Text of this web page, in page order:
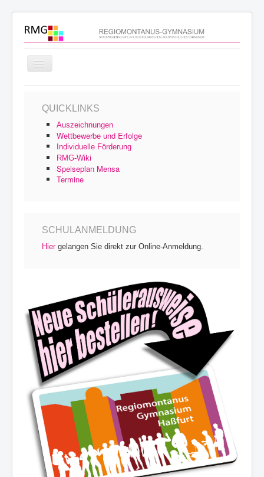
Navigation
an/aus
Schulprofil
Schulfamilie
Unterricht
Schulleben
Die Schulfamilie wünscht allen
schöne und erholsame
Sommerferien!
Ferienöffnungszeiten des Sekretariats:
03.-14.08.2026:8.00-12.30 Uhr
19.08./26.08./02.09.2026:
10.00-12.00 Uhr
07.-11.09.2026:8.00-12.30 Uhr
QUICKLINKS
Auszeichnungen
Wettbewerbe und Erfolge
Individuelle Förderung
RMG-Wiki
Speiseplan Mensa
Termine
SCHULANMELDUNG
Hiergelangen Sie direkt zur Online-Anmeldung.